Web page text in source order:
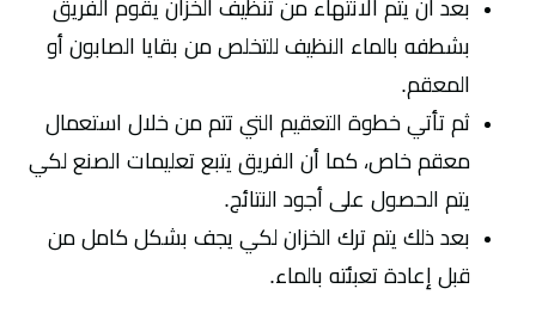
بعد أن يتم الانتهاء من تنظيف الخزان يقوم الفريق
بشطفه بالماء النظيف للتخلص من بقايا الصابون أو
المعقم.
ثم تأتي خطوة التعقيم التي تتم من خلال استعمال
معقم خاص، كما أن الفريق يتبع تعليمات الصنع لكي
يتم الحصول على أجود النتائج.
بعد ذلك يتم ترك الخزان لكي يجف بشكل كامل من
قبل إعادة تعبئته بالماء.